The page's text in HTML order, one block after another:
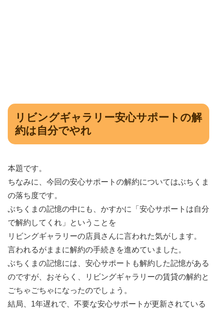
リビングギャラリー安心サポートの解
約は自分でやれ
本題です。
ちなみに、今回の安心サポートの解約についてはぶちくま
の落ち度です。
ぶちくまの記憶の中にも、かすかに「安心サポートは自分
で解約してくれ」ということを
リビングギャラリーの店員さんに言われた気がします。
言われるがままに解約の手続きを進めていました。
ぶちくまの記憶には、安心サポートも解約した記憶がある
のですが、おそらく、リビングギャラリーの賃貸の解約と
ごちゃごちゃになったのでしょう。
結局、1年遅れで、不要な安心サポートが更新されている